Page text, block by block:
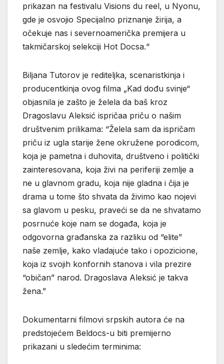
prikazan na festivalu Visions du reel, u Nyonu,
gde je osvojio Specijalno priznanje žirija, a
očekuje nas i severnoamerička premijera u
takmičarskoj selekciji Hot Docsa.“
Biljana Tutorov je rediteljka, scenaristkinja i
producentkinja ovog filma „Kad dođu svinje“
objasnila je zašto je želela da baš kroz
Dragoslavu Aleksić ispričaa priču o našim
društvenim prilikama: “Želela sam da ispričam
priču iz ugla starije žene okružene porodicom,
koja je pametna i duhovita, društveno i politički
zainteresovana, koja živi na periferiji zemlje a
ne u glavnom gradu, koja nije gladna i čija je
drama u tome što shvata da živimo kao nojevi
sa glavom u pesku, praveći se da ne shvatamo
posrnuće koje nam se događa, koja je
odgovorna građanska za razliku od “elite”
naše zemlje, kako vladajuće tako i opozicione,
koja iz svojih konfornih stanova i vila prezire
“običan” narod. Dragoslava Aleksić je takva
žena.”
Dokumentarni filmovi srpskih autora će na
predstojećem Beldocs-u biti premijerno
prikazani u sledećim terminima: